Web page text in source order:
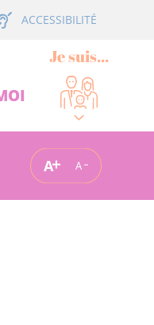
ACCESSIBILITÉ
Je suis...
A A